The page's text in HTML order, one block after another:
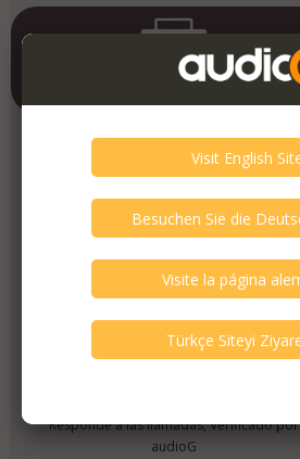
Contrado Audio
Fecha de registroJune 2019
¡Verifica a este miembro!
La persona ha verificado.
Verificación de audioG del vendedor
Responde a los correos electrónicos,
Responde a las llamadas, Verificado por
audioG